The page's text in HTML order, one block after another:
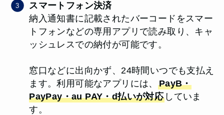
スマートフォン決済
納入通知書に記載されたバーコードをスマー
トフォンなどの専用アプリで読み取り、キャ
ッシュレスでの納付が可能です。
窓口などに出向かず、24時間いつでも支払え
ます。利用可能なアプリには、 PayB・
PayPay・au PAY・d払いが対応 していま
す。